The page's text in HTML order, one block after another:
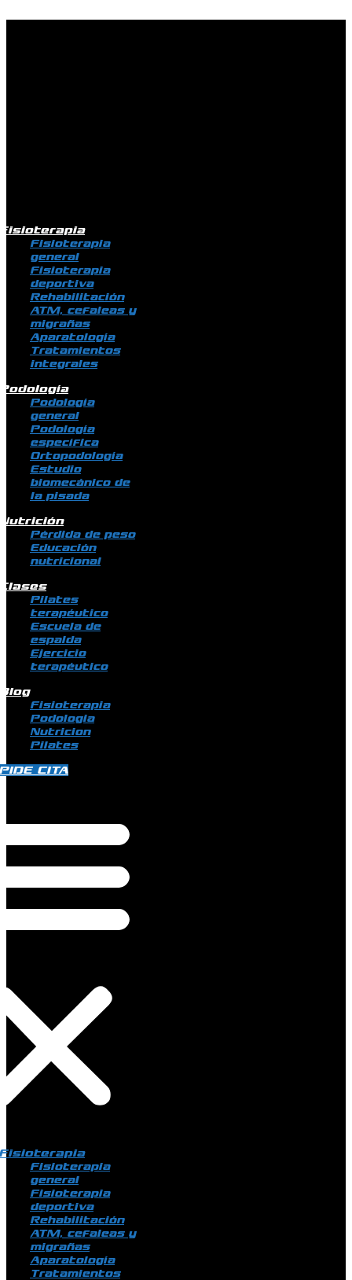
Fisioterapia
general
Fisioterapia
deportiva
Rehabilitación
ATM, cefaleas y
migrañas
Aparatología
Tratamientos
integrales
Podología
general
Podología
específica
Ortopodología
Estudio
biomecánico de
la pisada
Pérdida de peso
Educación
nutricional
Pilates
terapéutico
Escuela de
espalda
Ejercicio
terapéutico
Fisioterapia
Podologia
Nutricion
Pilates
CITA
Fisioterapia
general
Fisioterapia
deportiva
Rehabilitación
ATM, cefaleas y
migrañas
Aparatología
Tratamientos